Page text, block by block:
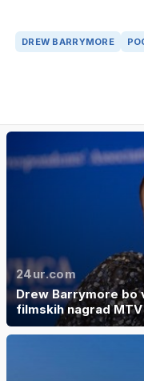
DREW BARRYMORE
24ur.com
Drew Barrymore
filmskih nagrad MTV